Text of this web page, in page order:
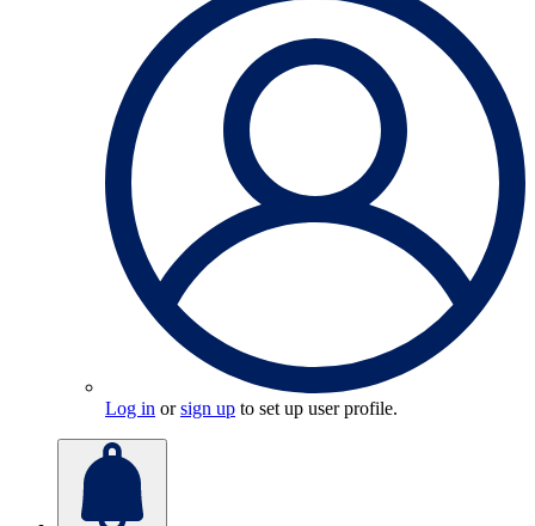
Log in orsign up to set up user profile.